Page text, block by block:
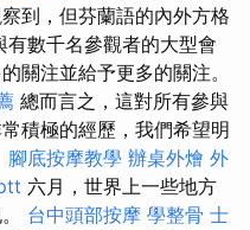
到，但芬蘭語的內外方格
數千名參觀者的大型會
關注並給予更多的關注。
總而言之，這對所有參與
積極的經歷，我們希望明
腳底按摩教學 辦桌外燴 外
六月，世界上一些地方
台中頭部按摩 學整骨 士